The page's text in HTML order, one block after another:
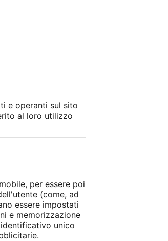
e operanti sul sito
al loro utilizzo
per essere poi
(come, ad
essere impostati
e memorizzazione
unico